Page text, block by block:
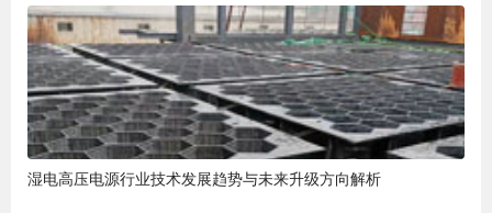
湿电高压电源行业技术发展趋势与未来升级方向解析